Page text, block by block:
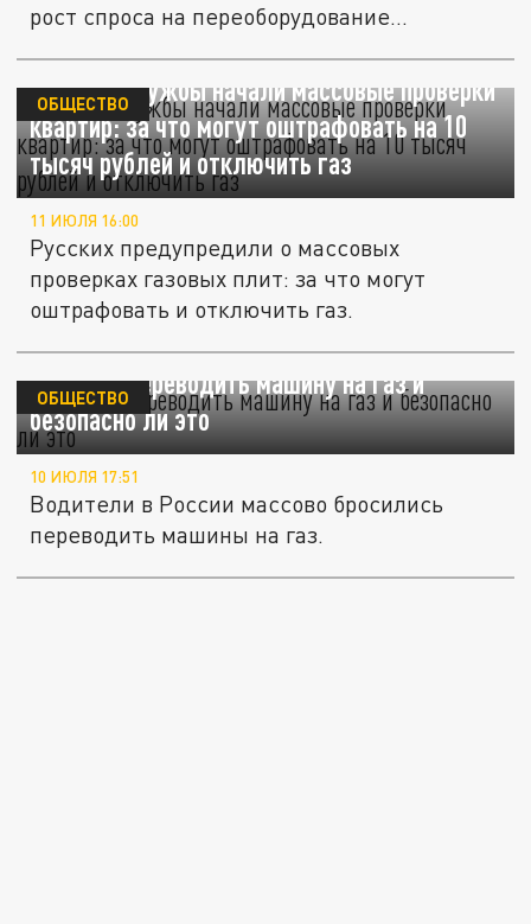
рост спроса на переоборудование...
Газовые службы начали массовые проверки
квартир: за что могут оштрафовать на 10
тысяч рублей и отключить газ
ОБЩЕСТВО
11 ИЮЛЯ 16:00
Русских предупредили о массовых
проверках газовых плит: за что могут
оштрафовать и отключить газ.
Стоит ли переводить машину на газ и
безопасно ли это
ОБЩЕСТВО
10 ИЮЛЯ 17:51
Водители в России массово бросились
переводить машины на газ.